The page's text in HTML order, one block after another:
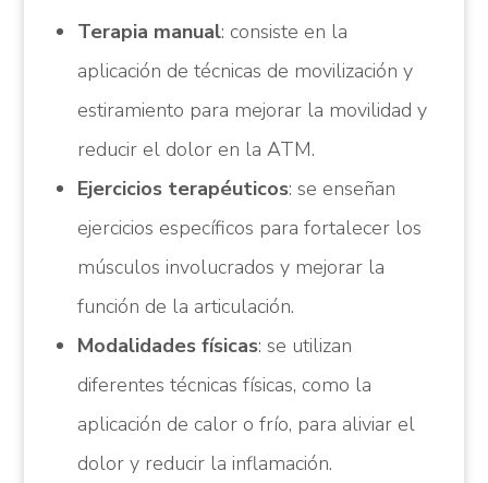
Terapia manual: consiste en la
aplicación de técnicas de movilización y
estiramiento para mejorar la movilidad y
reducir el dolor en la ATM.
Ejercicios terapéuticos: se enseñan
ejercicios específicos para fortalecer los
músculos involucrados y mejorar la
función de la articulación.
Modalidades físicas: se utilizan
diferentes técnicas físicas, como la
aplicación de calor o frío, para aliviar el
dolor y reducir la inflamación.